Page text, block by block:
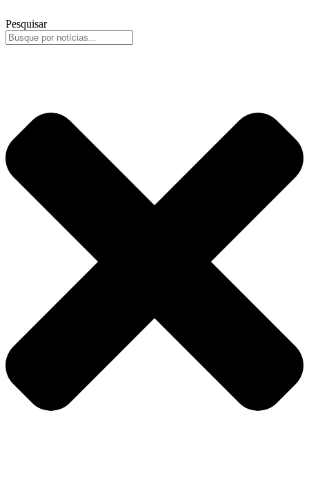
Pesquisar